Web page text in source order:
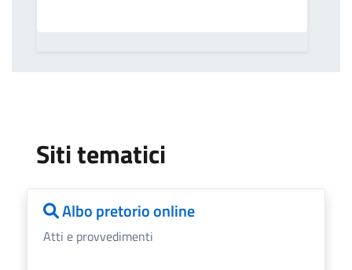
Siti tematici
Albo pretorio online
Atti e provvedimenti